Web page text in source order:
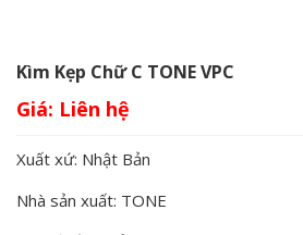
Kìm Kẹp Chữ C TONE VPC
Giá:
Xuất xứ: Nhật Bản
Nhà sản xuất: TONE